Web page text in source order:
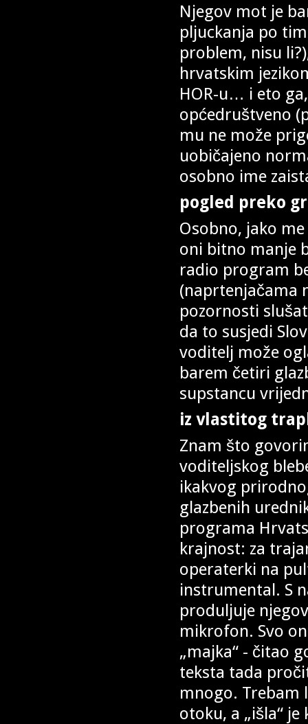
Njegov mot je
pljuckanja po
problem, nisu
hrvatskim
HOR-u… i eto
općedruštveno
mu ne može
uobičajeno
osobno ime
pogled preko
Osobno, jako
oni bitno manje
radio program
(naprtenjačama
pozornosti
da to susjedi
voditelj može
barem četiri
supstancu
iz vlastitog
Znam što
voditeljskog
ikakvog
glazbenih
programa
krajnost: za
operaterki na
instrumental. S
produljuje
mikrofon. Svo
„majka“ - čitao
teksta tada
mnogo. Trebam
otoku, a „išla“